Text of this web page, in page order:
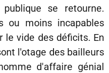
se retourne.
ou moins incapables
le vide des déficits. En
l'otage des bailleurs
d'affaire génial